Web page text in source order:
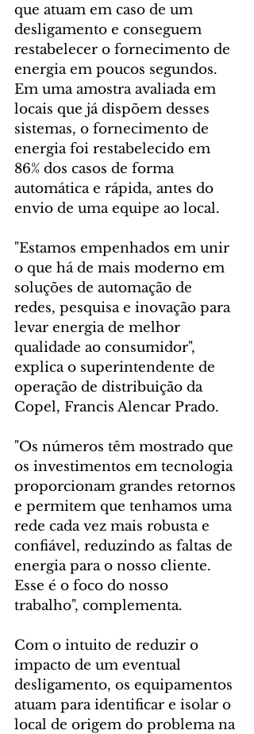
que atuam em caso de um
desligamento e conseguem
restabelecer o fornecimento de
energia em poucos segundos.
Em uma amostra avaliada em
locais que já dispõem desses
sistemas, o fornecimento de
energia foi restabelecido em
86% dos casos de forma
automática e rápida, antes do
envio de uma equipe ao local.
"Estamos empenhados em unir
o que há de mais moderno em
soluções de automação de
redes, pesquisa e inovação para
levar energia de melhor
qualidade ao consumidor",
explica o superintendente de
operação de distribuição da
Copel, Francis Alencar Prado.
"Os números têm mostrado que
os investimentos em tecnologia
proporcionam grandes retornos
e permitem que tenhamos uma
rede cada vez mais robusta e
confiável, reduzindo as faltas de
energia para o nosso cliente.
Esse é o foco do nosso
trabalho", complementa.
Com o intuito de reduzir o
impacto de um eventual
desligamento, os equipamentos
atuam para identificar e isolar o
local de origem do problema na